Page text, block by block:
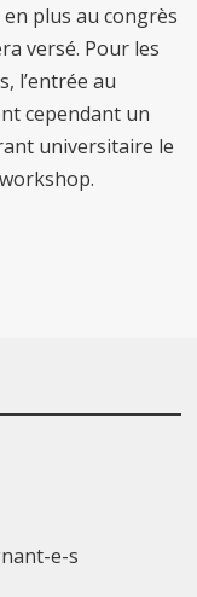
plus au congrès
versé. Pour les
l’entrée au
cependant un
universitaire le
e-s